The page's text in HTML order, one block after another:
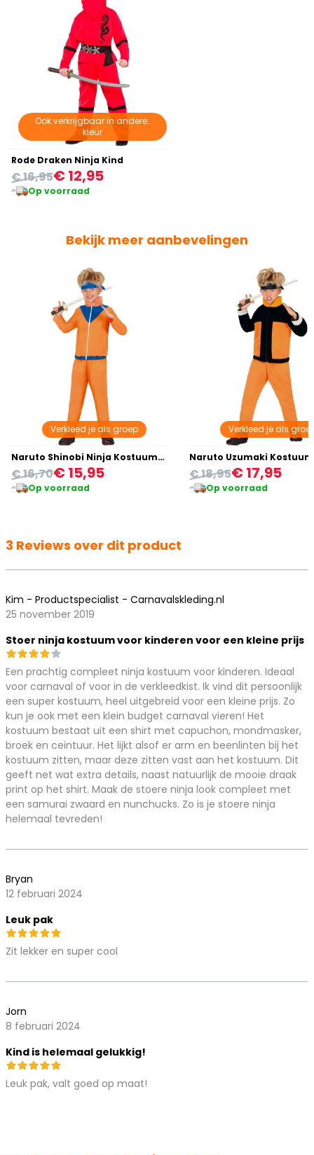
Ook verkrijgbaar in andere:
kleur
Rode Draken Ninja Kind
€ 12,95
€ 16,95
Op voorraad
Bekijk meer aanbevelingen
Verkleed je als groep
Naruto Shinobi Ninja Kostuum Kind Oranje
€ 15,95
€ 16,70
Op voorraad
Verkleed je als
Naruto Uzumaki
€ 17,95
€ 18,95
Op voorraad
3 Reviews over dit product
Kim - Productspecialist - Carnavalskleding.nl
25 november 2019
Stoer ninja kostuum voor kinderen voor een kleine prijs
Een prachtig compleet ninja kostuum voor kinderen. Ideaal
voor carnaval of voor in de verkleedkist. Ik vind dit persoonlijk
een super kostuum, heel uitgebreid voor een kleine prijs. Zo
kun je ook met een klein budget carnaval vieren! Het
kostuum bestaat uit een shirt met capuchon, mondmasker,
broek en ceintuur. Het lijkt alsof er arm en beenlinten bij het
kostuum zitten, maar deze zitten vast aan het kostuum. Dit
geeft net wat extra details, naast natuurlijk de mooie draak
print op het shirt. Maak de stoere ninja look compleet met
een samurai zwaard en nunchucks. Zo is je stoere ninja
helemaal tevreden!
Bryan
12 februari 2024
Leuk pak
Zit lekker en super cool
Jorn
8 februari 2024
Kind is helemaal gelukkig!
Leuk pak, valt goed op maat!